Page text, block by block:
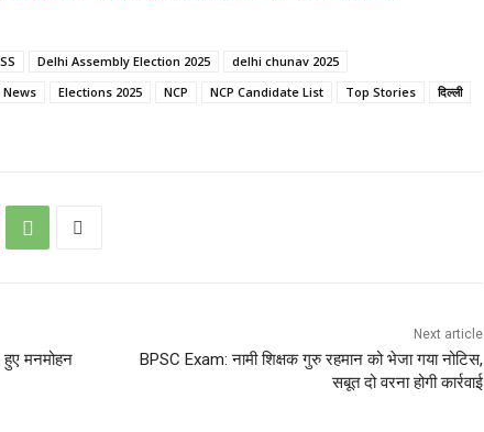
Delhi Assembly Election 2025
delhi chunav 2025
News Elections 2025 NCP NCP Candidate List Top Stories
दिल्ली
मनमोहन
Next article
BPSC Exam: नामी शिक्षक गुरु रहमान को भेजा गया नोटिस,
सबूत दो वरना होगी कार्रवाई